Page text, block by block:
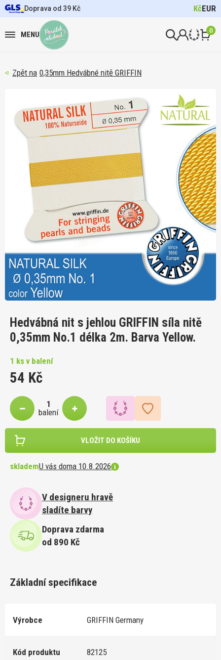
Doprava od 39 Kč KčEUR
MENU 0
0,35mm Hedvábné nitě GRIFFIN
Hedvábná nit s jehlou GRIFFIN síla nitě
0,35mm No.1 délka 2m. Barva Yellow.
1 ks v balení
54 Kč
balení
VLOŽIT DO KOŠÍKU
sklademU vás doma 10.8.2026
V designeru hravě
sladíte barvy
Doprava zdarma
od 890 Kč
Základní specifikace
Výrobce GRIFFIN Germany
Kód produktu 82125